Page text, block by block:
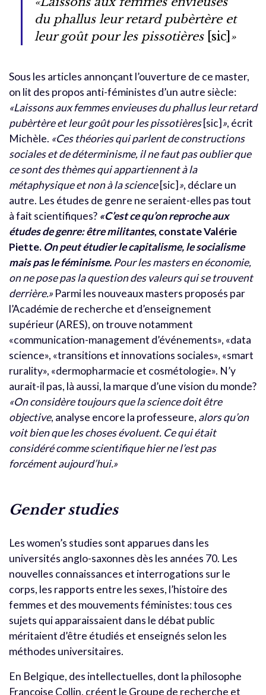
du phallus leur retard pubèrtère et
leur goût pour les pissotières [sic] »
Sous les articles annonçant l’ouverture de ce master,
on lit des propos anti-féministes d’un autre siècle:
«Laissons aux femmes envieuses du phallus leur retard
pubèrtère et leur goût pour les pissotières[sic]», écrit
Michèle. «Ces théories qui parlent de constructions
sociales et de déterminisme, il ne faut pas oublier que
ce sont des thèmes qui appartiennent à la
métaphysique et non à la science[sic]», déclare un
autre. Les études de genre ne seraient-elles pas tout
à fait scientifiques? «C’est ce qu’on reproche aux
études de genre: être militantes, constate Valérie
Piette. On peut étudier le capitalisme, le socialisme
mais pas le féminisme.Pour les masters en économie,
on ne pose pas la question des valeurs qui se trouvent
derrière.» Parmi les nouveaux masters proposés par
l’Académie de recherche et d’enseignement
supérieur (ARES), on trouve notamment
«communication-management d’événements», «data
science», «transitions et innovations sociales», «smart
rurality», «dermopharmacie et cosmétologie». N’y
aurait-il pas, là aussi, la marque d’une vision du monde?
«On considère toujours que la science doit être
objective, analyse encore la professeure, alors qu’on
voit bien que les choses évoluent. Ce qui était
considéré comme scientifique hier ne l’est pas
forcément aujourd’hui.»
Gender studies
Les women’s studies sont apparues dans les
universités anglo-saxonnes dès les années 70. Les
nouvelles connaissances et interrogations sur le
corps, les rapports entre les sexes, l’histoire des
femmes et des mouvements féministes: tous ces
sujets qui apparaissaient dans le débat public
méritaient d’être étudiés et enseignés selon les
méthodes universitaires.
En Belgique, des intellectuelles, dont la philosophe
Françoise Collin, créent le Groupe de recherche et